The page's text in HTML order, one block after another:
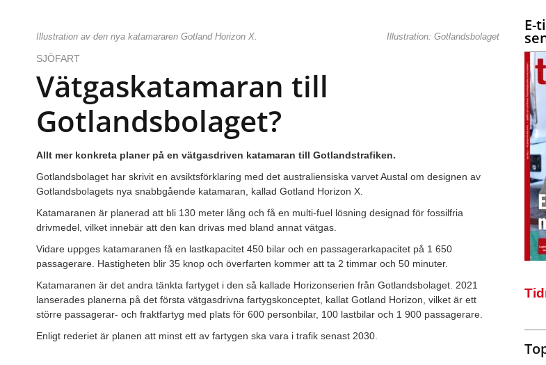
Illustration av den nya katamararen Gotland Horizon X. Illustration: Gotlandsbolaget
SJÖFART
Vätgaskatamaran till
Gotlandsbolaget?
Allt mer konkreta planer på en vätgasdriven katamaran till Gotlandstrafiken.
Gotlandsbolaget har skrivit en avsiktsförklaring med det australiensiska varvet Austal om designen av
Gotlandsbolagets nya snabbgående katamaran, kallad Gotland Horizon X.
Katamaranen är planerad att bli 130 meter lång och få en multi-fuel lösning designad för fossilfria
drivmedel, vilket innebär att den kan drivas med bland annat vätgas.
Vidare uppges katamaranen få en lastkapacitet 450 bilar och en passagerarkapacitet på 1 650
passagerare. Hastigheten blir 35 knop och överfarten kommer att ta 2 timmar och 50 minuter.
Katamaranen är det andra tänkta fartyget i den så kallade Horizonserien från Gotlandsbolaget. 2021
lanserades planerna på det första vätgasdrivna fartygskonceptet, kallat Gotland Horizon, vilket är ett
större passagerar- och fraktfartyg med plats för 600 personbilar, 100 lastbilar och 1 900 passagerare.
Enligt rederiet är planen att minst ett av fartygen ska vara i trafik senast 2030.
E-